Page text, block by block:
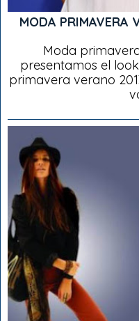
MODA PRIMAVERA
Moda
presentamos el
primavera verano